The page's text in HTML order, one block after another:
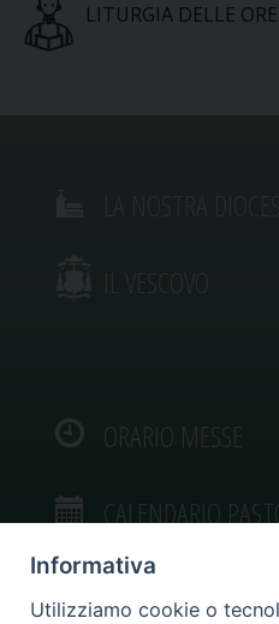
LITURGIA DELLE ORE
IL VESCOVO
ORARIO MESSE
CALENDARIO
Informativa
Utilizziamo cookie o